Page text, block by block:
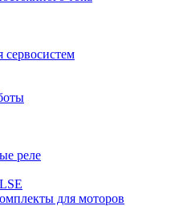
сервосистем
реле
для моторов